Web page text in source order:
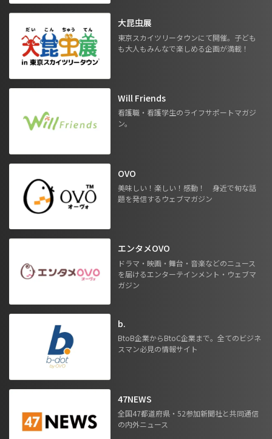
大昆虫展
東京スカイツリータウンにて開催。子ども
も大人もみんなで楽しめる企画が満載！
Will Friends
看護職・看護学生のライフサポートマガジ
ン。
OVO
美味しい！楽しい！感動！ 身近で旬な話
題を発信するウェブマガジン
エンタメOVO
ドラマ・映画・舞台・音楽などのニュース
を届けるエンターテインメント・ウェブマ
ガジン
b.
BtoB企業からBtoC企業まで。全てのビジネ
スマン必見の情報サイト
47NEWS
全国47都道府県・52参加新聞社と共同通信
の内外ニュース